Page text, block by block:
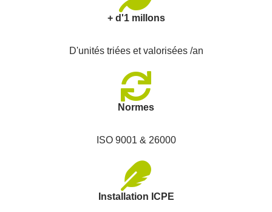
+ d'1 millons
D'unités triées et valorisées /an
Normes
ISO 9001 & 26000
Installation ICPE